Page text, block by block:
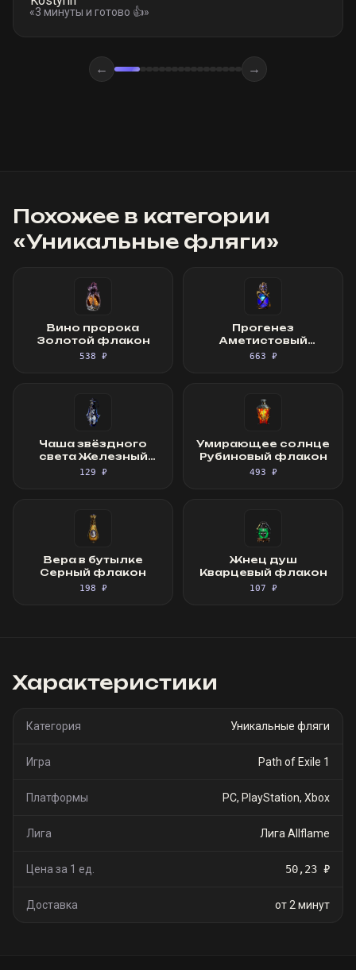
«3 минуты и готово 👍»
← →
Похожее в категории
«Уникальные фляги»
Вино пророка
Золотой флакон
538 ₽
Прогенез
Аметистовый
флакон
663 ₽
Чаша звёздного
света Железный
флакон
129 ₽
Умирающее солнце
Рубиновый флакон
493 ₽
Вера в бутылке
Серный флакон
198 ₽
Жнец душ
Кварцевый флакон
107 ₽
Характеристики
Категория Уникальные фляги
Игра Path of Exile 1
Платформы PC, PlayStation, Xbox
Лига Лига Allflame
Цена за 1 ед. 50,23 ₽
Доставка от 2 минут